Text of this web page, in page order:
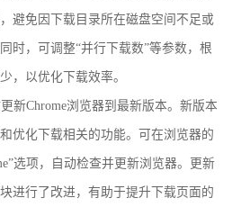
避免因下载目录所在磁盘空间不足或
时，可调整“并行下载数”等参数，根
，以优化下载效率。
新Chrome浏览器到最新版本。新版本
优化下载相关的功能。可在浏览器的
选项，自动检查并更新浏览器。更新
进行了改进，有助于提升下载页面的